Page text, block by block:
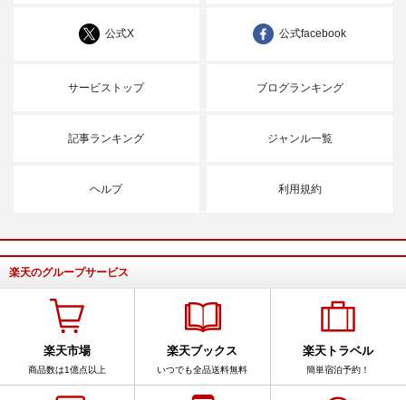
公式X 公式facebook
サービストップ ブログランキング
記事ランキング ジャンル一覧
ヘルプ 利用規約
楽天のグループサービス
楽天市場
商品数は1億点以上
楽天ブックス
いつでも全品送料無料
楽天トラベル
簡単宿泊予約！